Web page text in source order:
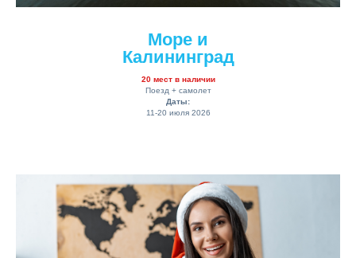
Море и
Калининград
20 мест в наличии
Поезд + самолет
Даты:
11-20 июля 2026